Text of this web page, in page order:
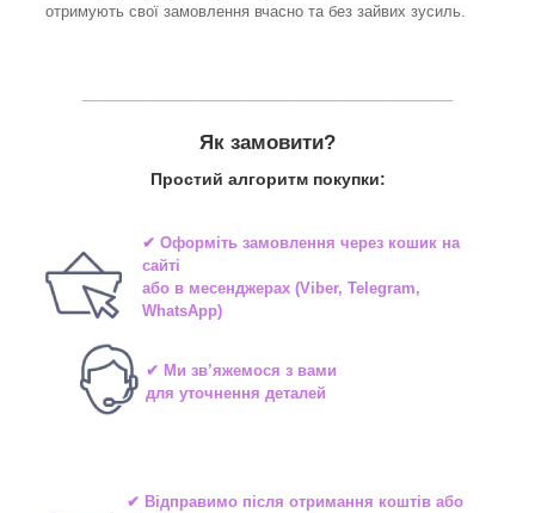
отримують свої замовлення вчасно та без зайвих зусиль.
Як замовити?
Простий алгоритм покупки:
✔ Оформіть замовлення через кошик на
сайті
або в месенджерах(Viber, Telegram,
WhatsApp)
✔ Ми зв’яжемося з вами
для уточнення деталей
✔ Відправимо після отримання коштів або